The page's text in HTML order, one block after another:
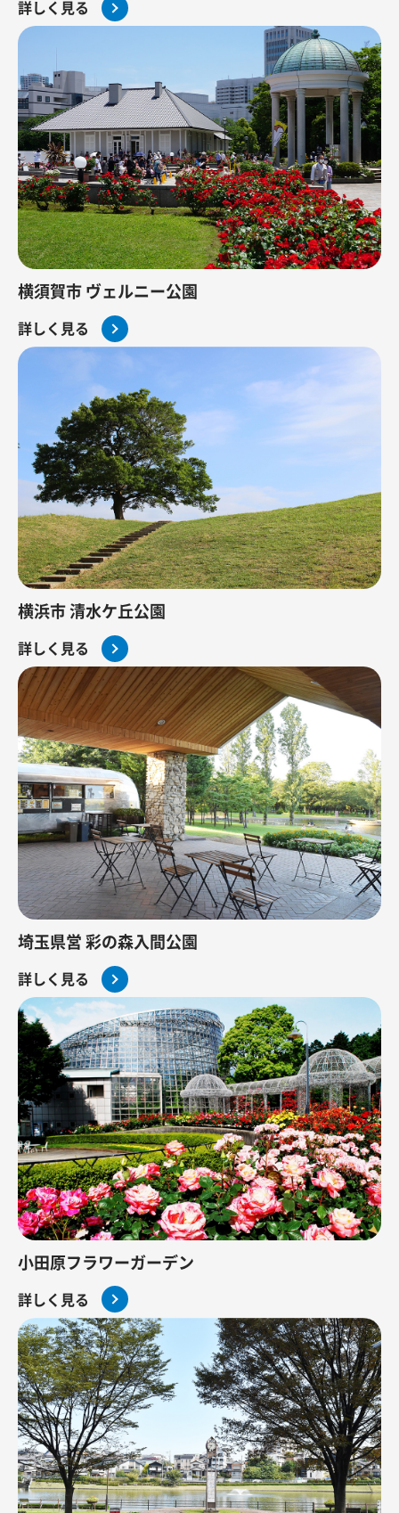
詳しく見る
横須賀市 ヴェルニー公園
詳しく見る
横浜市 清水ケ丘公園
詳しく見る
埼玉県営 彩の森入間公園
詳しく見る
小田原フラワーガーデン
詳しく見る